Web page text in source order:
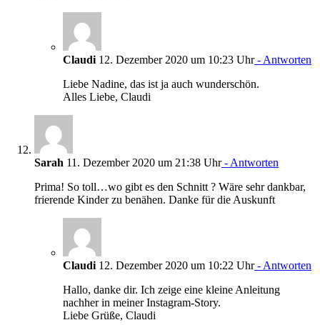
Claudi 12. Dezember 2020 um 10:23 Uhr- Antworten
Liebe Nadine, das ist ja auch wunderschön.
Alles Liebe, Claudi
Sarah 11. Dezember 2020 um 21:38 Uhr- Antworten
Prima! So toll…wo gibt es den Schnitt ? Wäre sehr dankbar,
frierende Kinder zu benähen. Danke für die Auskunft
Claudi 12. Dezember 2020 um 10:22 Uhr- Antworten
Hallo, danke dir. Ich zeige eine kleine Anleitung
nachher in meiner Instagram-Story.
Liebe Grüße, Claudi